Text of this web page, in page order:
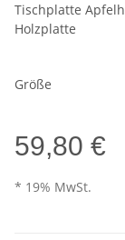
Tischplatte
Holzplatte
Größe
59,80 €
* 19% MwSt.